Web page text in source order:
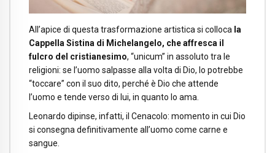
All’apice di questa trasformazione artistica si colloca la
Cappella Sistina di Michelangelo, che affresca il
fulcro del cristianesimo, “unicum” in assoluto tra le
religioni: se l’uomo salpasse alla volta di Dio, lo potrebbe
“toccare” con il suo dito, perché è Dio che attende
l’uomo e tende verso di lui, in quanto lo ama.
Leonardo dipinse, infatti, il Cenacolo: momento in cui Dio
si consegna definitivamente all’uomo come carne e
sangue.